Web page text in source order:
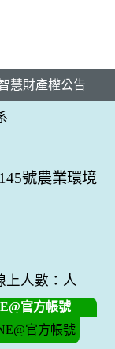
慧財產權公告
號農業環境
人數：人
官方帳號